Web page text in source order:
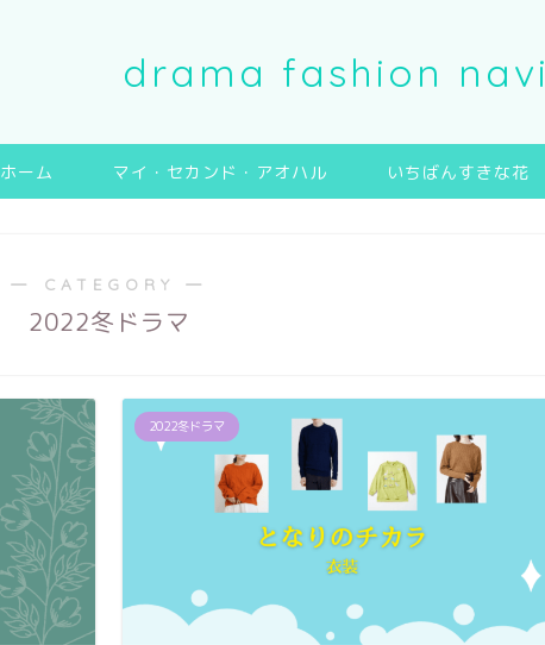
drama fashion navi
ホーム マイ・セカンド・アオハル いちばんすきな花
― CATEGORY ―
2022冬ドラマ
2022冬ドラマ